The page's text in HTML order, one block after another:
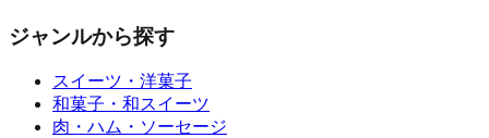
ジャンルから探す
スイーツ・洋菓子
和菓子・和スイーツ
肉・ハム・ソーセージ